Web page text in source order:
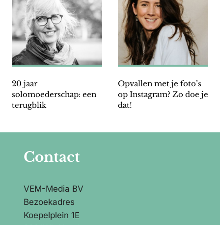
20 jaar
solomoederschap: een
terugblik
Opvallen met je foto’s
op Instagram? Zo doe je
dat!
Contact
VEM-Media BV
Bezoekadres
Koepelplein 1E